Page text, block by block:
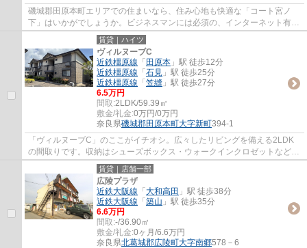
磯城郡田原本町エリアでの住まいなら、住み心地も快適な「コート宮ノ
下」はいかがでしょうか。ビジネスマンには必須の、インターネット有り
物件です。住まい探しをするなら、ぜひ当社...
賃貸｜ハイツ
ヴィルヌーブC
近鉄橿原線 「 田原本 」駅 徒歩12分
近鉄橿原線 「 石見 」駅 徒歩25分
近鉄橿原線 「 笠縫 」駅 徒歩27分
6.5万円
間取:2LDK/59.39㎡
敷金/礼金:0万円/0万円
奈良県磯城郡田原本町大字新町394-1
「ヴィルヌーブC」のここがイチオシ。広々したリビングを備える2LDK
の間取りです。収納はシューズボックス・ウォークインクロゼットなどが
備え付けられているので、衣類や日用品の収納...
賃貸｜店舗一部
広陵プラザ
近鉄大阪線 「 大和高田 」駅 徒歩38分
近鉄大阪線 「 築山 」駅 徒歩35分
6.6万円
間取:-/36.90㎡
敷金/礼金:0ヶ月/6.6万円
奈良県北葛城郡広陵町大字南郷578－6